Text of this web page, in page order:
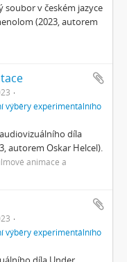
v českém jazyce
(2023, autorem
výběry experimentálního
díla
autorem Oskar Helcel).
animace a
výběry experimentálního